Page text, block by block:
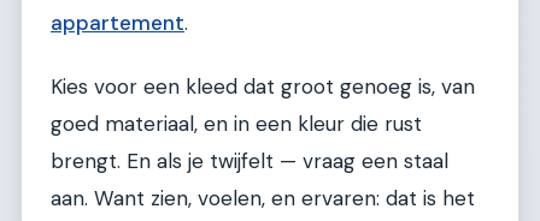
appartement.
Kies voor een kleed dat groot genoeg is, van
goed materiaal, en in een kleur die rust
brengt. En als je twijfelt — vraag een staal
aan. Want zien, voelen, en ervaren: dat is het